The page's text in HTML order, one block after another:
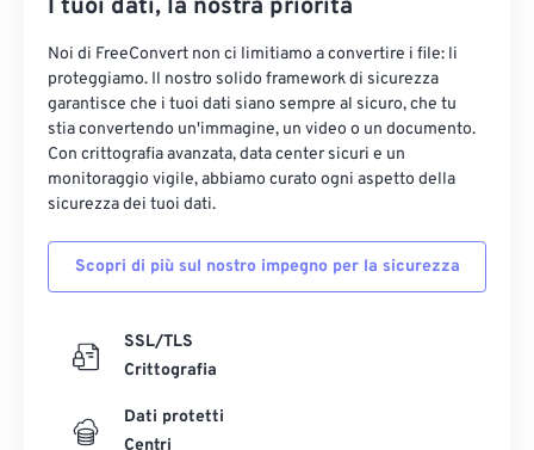
I tuoi dati, la nostra priorità
Noi di FreeConvert non ci limitiamo a convertire i file: li
proteggiamo. Il nostro solido framework di sicurezza
garantisce che i tuoi dati siano sempre al sicuro, che tu
stia convertendo un'immagine, un video o un documento.
Con crittografia avanzata, data center sicuri e un
monitoraggio vigile, abbiamo curato ogni aspetto della
sicurezza dei tuoi dati.
Scopri di più sul nostro impegno per la sicurezza
SSL/TLS
Crittografia
Dati protetti
Centri